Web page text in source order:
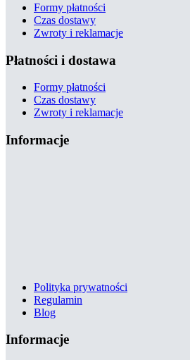
Formy płatności
Czas dostawy
Zwroty i reklamacje
Płatności i dostawa
Formy płatności
Czas dostawy
Zwroty i reklamacje
Informacje
Polityka prywatności
Regulamin
Blog
Informacje